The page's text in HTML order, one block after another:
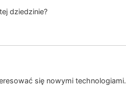
dziedzinie?
się nowymi technologiami.